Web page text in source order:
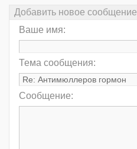
Добавить новое сообщение
Ваше имя:
Тема сообщения:
Сообщение: